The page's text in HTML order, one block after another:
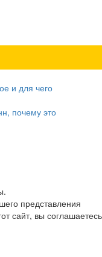
и для чего
почему это
представления
сайт, вы соглашаетесь